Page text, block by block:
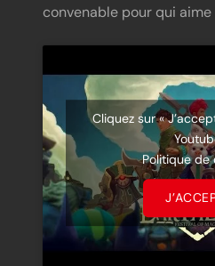
convenable pour qui aime
Cliquez sur «
Politique de